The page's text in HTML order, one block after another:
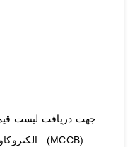
جهت دریافت لیست
(MCCB) الکتروکاوه بر روی آیکون زیر کلیک کنید